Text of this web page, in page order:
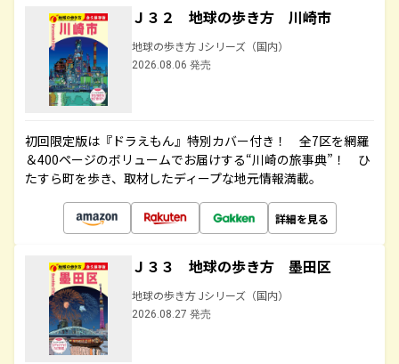
Ｊ３２ 地球の歩き方 川崎市
地球の歩き方 Jシリーズ（国内）
2026.08.06 発売
初回限定版は『ドラえもん』特別カバー付き！ 全7区を網羅
＆400ページのボリュームでお届けする“川崎の旅事典”！ ひ
たすら町を歩き、取材したディープな地元情報満載。
詳細を見る
Ｊ３３ 地球の歩き方 墨田区
地球の歩き方 Jシリーズ（国内）
2026.08.27 発売